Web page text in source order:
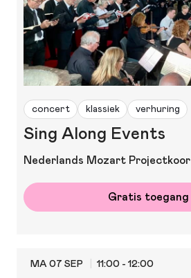
concert klassiek verhuring
Sing Along Events
Nederlands Mozart Projectkoor
Gratis toegang
MA 07 SEP 11:00 - 12:00